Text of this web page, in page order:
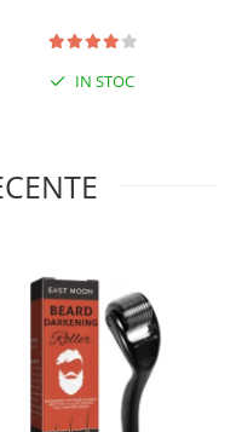
IN STOC